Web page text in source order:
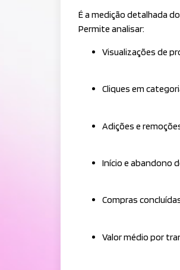
É a medição detalhada
Permite analisar:
Visualizações de
Cliques em
Adições e
Início e abandono
Compras
Valor médio por